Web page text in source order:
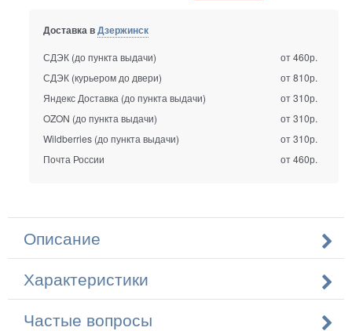
Доставка вДзержинск
СДЭК (до пункта выдачи)
от 460р.
СДЭК (курьером до двери)
от 810р.
Яндекс Доставка (до пункта выдачи)
от 310р.
OZON (до пункта выдачи)
от 310р.
Wildberries (до пункта выдачи)
от 310р.
Почта России
от 460р.
Описание
Характеристики
Частые вопросы